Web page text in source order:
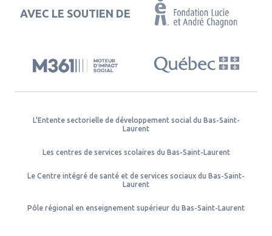
AVEC LE SOUTIEN DE
L'Entente sectorielle de développement social du Bas-Saint-
Laurent
Les centres de services scolaires du Bas-Saint-Laurent
Le Centre intégré de santé et de services sociaux du Bas-Saint-
Laurent
Pôle régional en enseignement supérieur du Bas-Saint-Laurent